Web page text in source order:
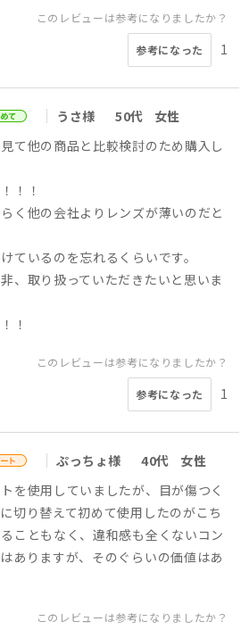
このレビューは参考になりましたか？
参考になった 1
うさ様 50代
女性
て他の商品と比較検討のため購入し
！！
く他の会社よりレンズが薄いのだと
ているのを忘れるくらいです。
、取り扱っていただきたいと思いま
！
このレビューは参考になりましたか？
参考になった 1
ぷっちょ様 40代
女性
を使用していましたが、目が傷つく
切り替えて初めて使用したのがこち
こともなく、違和感も全くないコン
ありますが、そのぐらいの価値はあ
このレビューは参考になりましたか？